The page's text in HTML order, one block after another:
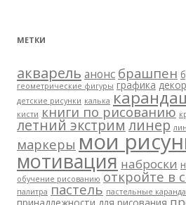
МЕТКИ
акварель анонс брашпен
геометрические фигуры графика декор
детские рисунки калька
кисти книги по рисованию
летний экстримлинер
маркеры мои
мотивация наброски
обучение рисованию откройте в
палитра пастель пастельные